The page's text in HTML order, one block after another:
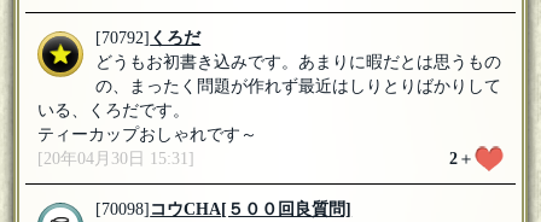
[70792] くろだ
どうもお初書き込みです。あまりに暇だとは思うもの
の、まったく問題が作れず最近はしりとりばかりして
いる、くろだです。
ティーカップおしゃれです～
[20年04月30日 15:31]
2＋
[70098]コウCHA[５００回良質問]